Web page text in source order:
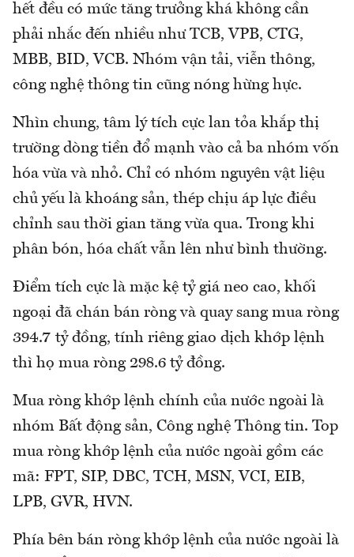
hết đều có mức tăng trưởng khá không cần
phải nhắc đến nhiều như TCB, VPB, CTG,
MBB, BID, VCB. Nhóm vận tải, viễn thông,
công nghệ thông tin cũng nóng hừng hực.
Nhìn chung, tâm lý tích cực lan tỏa khắp thị
trường dòng tiền đổ mạnh vào cả ba nhóm vốn
hóa vừa và nhỏ. Chỉ có nhóm nguyên vật liệu
chủ yếu là khoáng sản, thép chịu áp lực điều
chỉnh sau thời gian tăng vừa qua. Trong khi
phân bón, hóa chất vẫn lên như bình thường.
Điểm tích cực là mặc kệ tỷ giá neo cao, khối
ngoại đã chán bán ròng và quay sang mua ròng
394.7 tỷ đồng, tính riêng giao dịch khớp lệnh
thì họ mua ròng 298.6 tỷ đồng.
Mua ròng khớp lệnh chính của nước ngoài là
nhóm Bất động sản, Công nghệ Thông tin. Top
mua ròng khớp lệnh của nước ngoài gồm các
mã: FPT, SIP, DBC, TCH, MSN, VCI, EIB,
LPB, GVR, HVN.
Phía bên bán ròng khớp lệnh của nước ngoài là